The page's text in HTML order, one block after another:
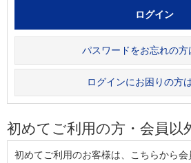
パスワードをお忘れの方
ログインにお困りの方
初めてご利用の方・会員以
初めてご利用のお客様は、こちらから会